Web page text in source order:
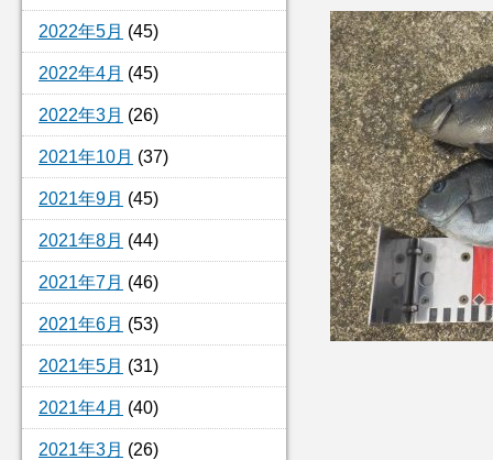
2022年5月 (45)
2022年4月 (45)
2022年3月 (26)
2021年10月 (37)
2021年9月 (45)
2021年8月 (44)
2021年7月 (46)
2021年6月 (53)
2021年5月 (31)
2021年4月 (40)
2021年3月 (26)